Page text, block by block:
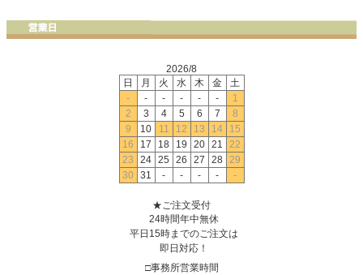
2026/8
日
月 火 水 木 金
土
-
- - - - -
1
2
3 4 5 6 7
8
9
10 11 12 13 14
15
16
17 18 19 20 21
22
23
24 25 26 27 28 29
30
31 - - - - -
★ご注文受付
24時間年中無休
平日15時までのご注文は
即日対応！
□事務所営業時間